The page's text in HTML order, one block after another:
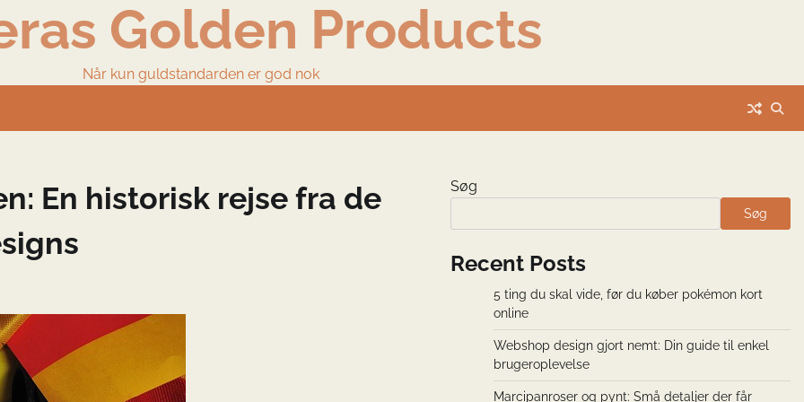
Golden Products
Når kun guldstandarden er god nok
En historisk rejse fra de
Søg
Søg
Recent Posts
5 ting du skal vide, før du køber pokémon kort
online
Webshop design gjort nemt: Din guide til enkel
brugeroplevelse
Marcipanroser og pynt: Små detaljer der får